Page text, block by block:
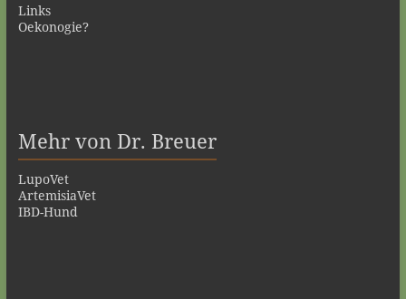
Links
Oekonogie?
Mehr von Dr. Breuer
LupoVet
ArtemisiaVet
IBD-Hund